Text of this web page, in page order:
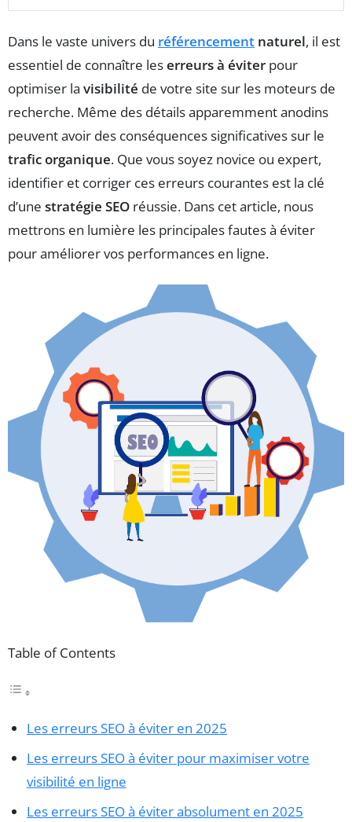
Dans le vaste univers du référencement naturel, il est
essentiel de connaître leserreurs à éviter pour
optimiser la visibilité de votre site sur les moteurs de
recherche. Même des détails apparemment anodins
peuvent avoir des conséquences significatives sur le
trafic organique. Que vous soyez novice ou expert,
identifier et corriger ces erreurs courantes est la clé
d’une stratégie SEO réussie. Dans cet article, nous
mettrons en lumière les principales fautes à éviter
pour améliorer vos performances en ligne.
Table of Contents
Les erreurs SEO à éviter en 2025
Les erreurs SEO à éviter pour maximiser votre
visibilité en ligne
Les erreurs SEO à éviter absolument en 2025